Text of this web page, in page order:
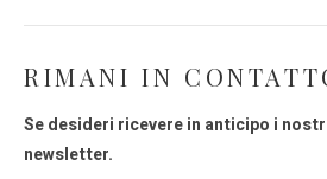
RIMANI IN
Se desideri ricevere in anticipo i
newsletter.